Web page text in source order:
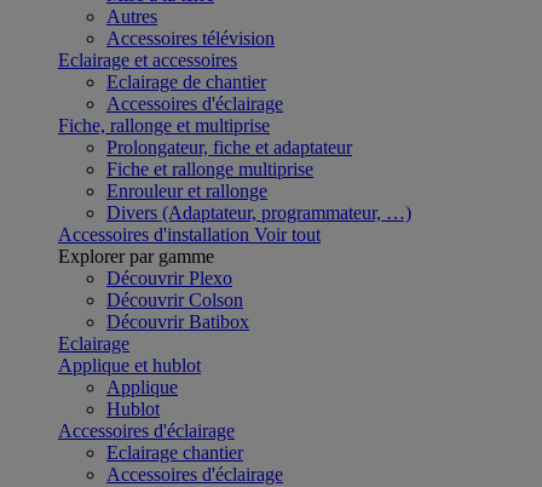
Autres
Accessoires télévision
Eclairage et accessoires
Eclairage de chantier
Accessoires d'éclairage
Fiche, rallonge et multiprise
Prolongateur, fiche et adaptateur
Fiche et rallonge multiprise
Enrouleur et rallonge
Divers (Adaptateur, programmateur, …)
Accessoires d'installation Voir tout
Explorer par gamme
Découvrir Plexo
Découvrir Colson
Découvrir Batibox
Eclairage
Applique et hublot
Applique
Hublot
Accessoires d'éclairage
Eclairage chantier
Accessoires d'éclairage